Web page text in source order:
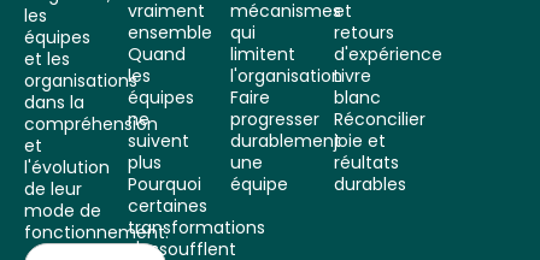
les
équipes
et les
organisations
dans la
compréhension
et
l'évolution
de leur
mode de
fonctionnement.
vraiment
ensemble
Quand
les
équipes
ne
suivent
plus
Pourquoi
certaines
transformations
s'essoufflent
mécanismes
qui
limitent
l'organisation
Faire
progresser
durablement
une
équipe
et
retours
d'expérience
Livre
blanc
Réconcilier
joie et
réultats
durables